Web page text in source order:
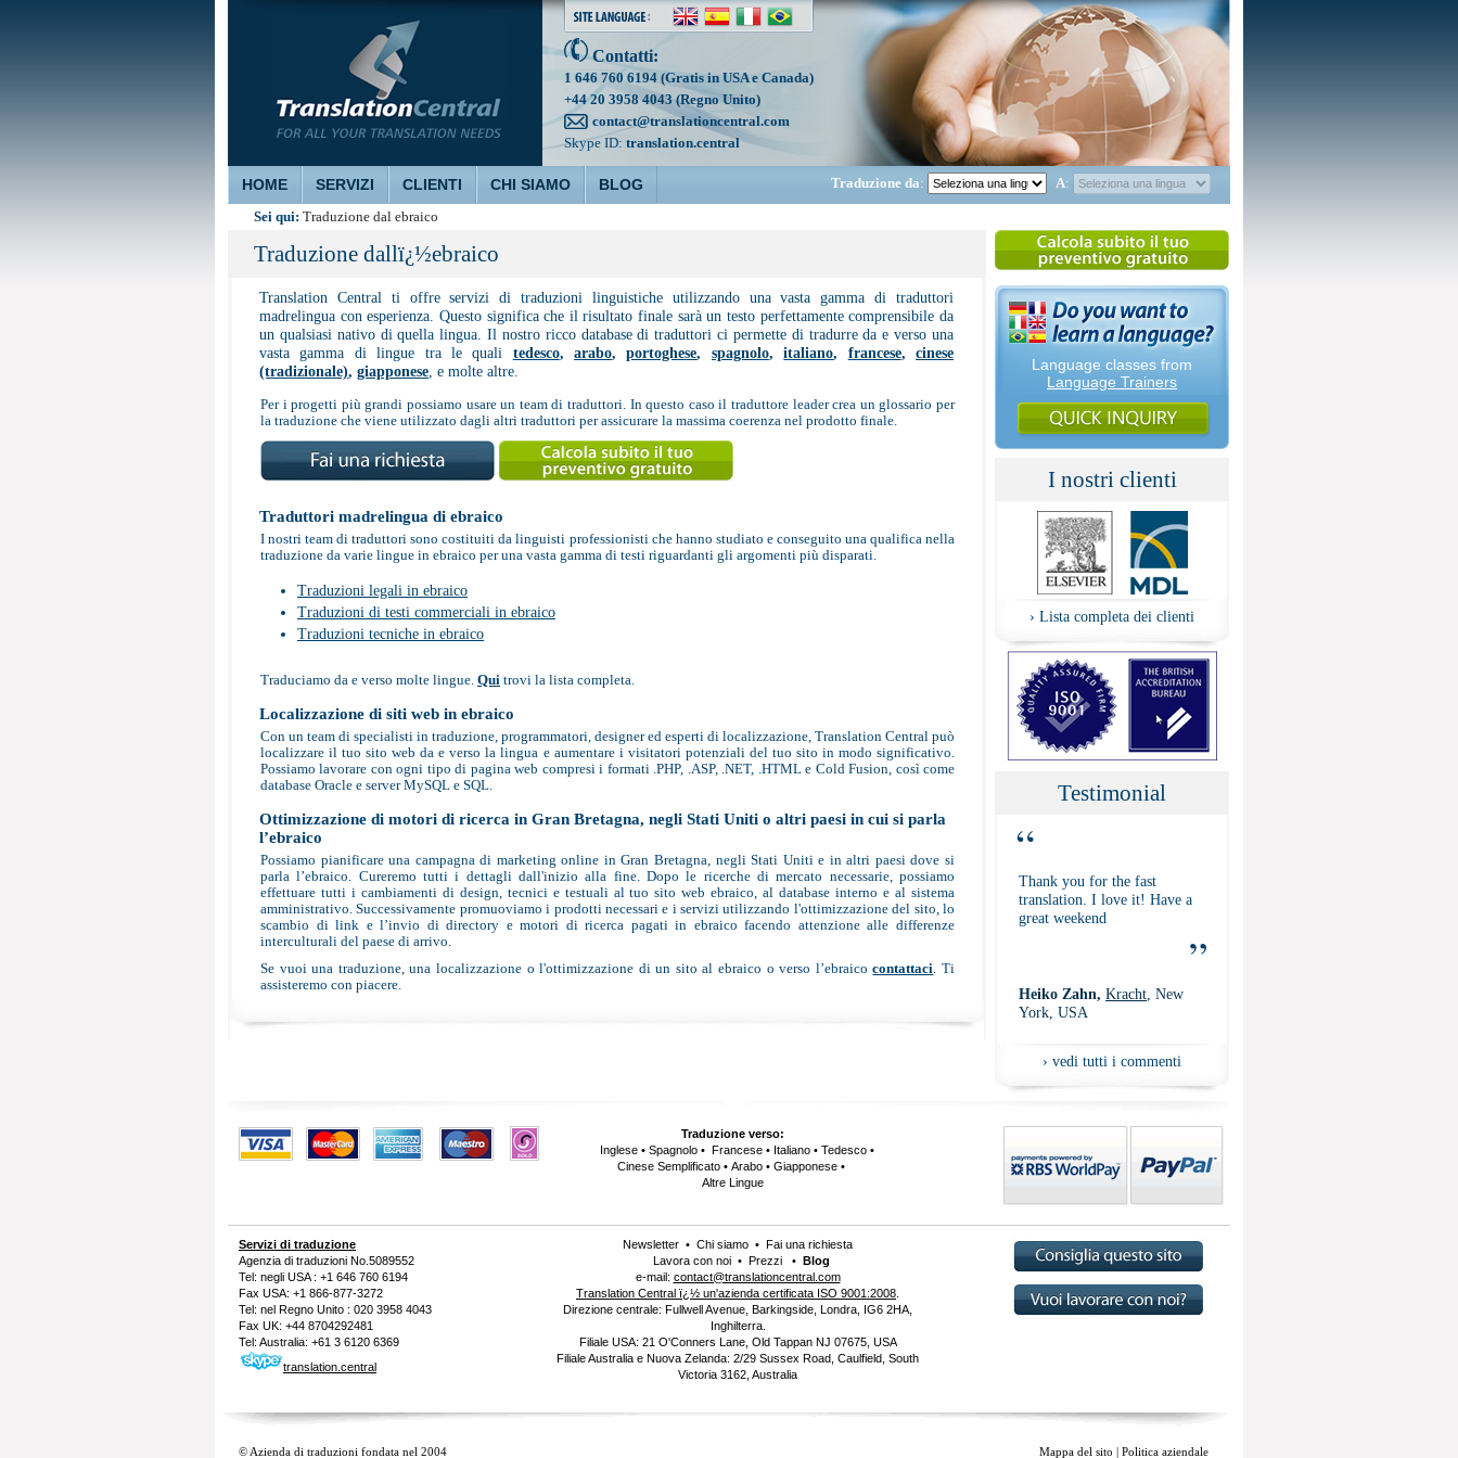
Contatti:
1 646 760 6194 (Gratis in USA e Canada)
+44 20 3958 4043 (Regno Unito)
contact@translationcentral.com
Skype ID: translation.central
HOME SERVIZI CLIENTI CHI SIAMO BLOG Traduzione da: A:
Sei qui: Traduzione dal ebraico
Traduzione dallï¿½ebraico
Translation Central ti offre servizi di traduzioni linguistiche utilizzando una vasta gamma di traduttori
madrelingua con esperienza. Questo significa che il risultato finale sarà un testo perfettamente comprensibile da
un qualsiasi nativo di quella lingua. Il nostro ricco database di traduttori ci permette di tradurre da e verso una
vasta gamma di lingue tra le quali tedesco,arabo,portoghese, spagnolo,italiano, francese,cinese
(tradizionale), giapponese , e molte altre.
Per i progetti più grandi possiamo usare un team di traduttori. In questo caso il traduttore leader crea un glossario per
la traduzione che viene utilizzato dagli altri traduttori per assicurare la massima coerenza nel prodotto finale.
Traduttori madrelingua di ebraico
I nostri team di traduttori sono costituiti da linguisti professionisti che hanno studiato e conseguito una qualifica nella
traduzione da varie lingue in ebraico per una vasta gamma di testi riguardanti gli argomenti più disparati.
Traduzioni legali in ebraico
Traduzioni di testi commerciali in ebraico
Traduzioni tecniche in ebraico
Traduciamo da e verso molte lingue. Qui trovi la lista completa.
Localizzazione di siti web in ebraico
Con un team di specialisti in traduzione, programmatori, designer ed esperti di localizzazione, Translation Central può
localizzare il tuo sito web da e verso la lingua e aumentare i visitatori potenziali del tuo sito in modo significativo.
Possiamo lavorare con ogni tipo di pagina web compresi i formati .PHP, .ASP, .NET, .HTML e Cold Fusion, così come
database Oracle e server MySQL e SQL.
Ottimizzazione di motori di ricerca in Gran Bretagna, negli Stati Uniti o altri paesi in cui si parla
l’ebraico
Possiamo pianificare una campagna di marketing online in Gran Bretagna, negli Stati Uniti e in altri paesi dove si
parla l’ebraico. Cureremo tutti i dettagli dall'inizio alla fine. Dopo le ricerche di mercato necessarie, possiamo
effettuare tutti i cambiamenti di design, tecnici e testuali al tuo sito web ebraico, al database interno e al sistema
amministrativo. Successivamente promuoviamo i prodotti necessari e i servizi utilizzando l'ottimizzazione del sito, lo
scambio di link e l’invio di directory e motori di ricerca pagati in ebraico facendo attenzione alle differenze
interculturali del paese di arrivo.
Se vuoi una traduzione, una localizzazione o l'ottimizzazione di un sito al ebraico o verso l’ebraicocontattaci. Ti
assisteremo con piacere.
Language classes from
Language Trainers
I nostri clienti
› Lista completa dei clienti
Testimonial
“
Thank you for the fast
translation. I love it! Have a
great weekend
”
Heiko Zahn, Kracht , New
York, USA
› vedi tutti i commenti
Traduzione verso:
Inglese • Spagnolo • Francese • Italiano • Tedesco •
Cinese Semplificato• Arabo• Giapponese•
Altre Lingue
Servizi di traduzione
Agenzia di traduzioni No.5089552
Tel: negli USA : +1 646 760 6194
Fax USA: +1 866-877-3272
Tel: nel Regno Unito : 020 3958 4043
Fax UK: +44 8704292481
Tel: Australia: +61 3 6120 6369
translation.central
Newsletter • Chi siamo • Fai una richiesta
Lavora con noi• Prezzi• Blog
e-mail: contact@translationcentral.com
Translation Central ï¿½ un'azienda certificata ISO 9001:2008
Direzione centrale: Fullwell Avenue, Barkingside, Londra, IG6 2HA,
Inghilterra.
Filiale USA: 21 O'Conners Lane, Old Tappan NJ 07675, USA
Filiale Australia e Nuova Zelanda: 2/29 Sussex Road, Caulfield, South
Victoria 3162, Australia
© Azienda di traduzioni fondata nel 2004 Mappa del sito | Politica aziendale